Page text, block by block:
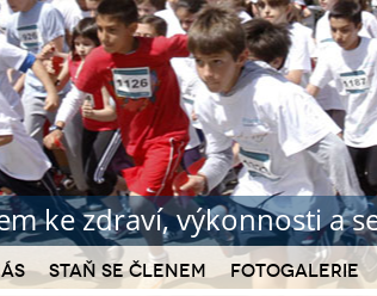
ke zdraví, výkonnosti a
Staň se členem Fotogalerie